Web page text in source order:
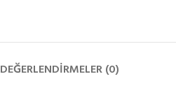
DEĞERLENDIRMELER (0)